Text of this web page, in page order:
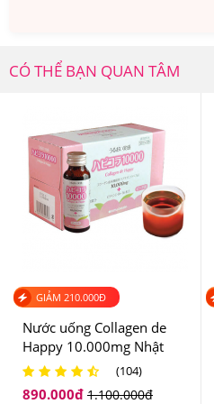
CÓ THỂ BẠN QUAN TÂM
GIẢM 210.000Đ
Nước uống Collagen de
Happy 10.000mg Nhật
Bản
(104)
890.000đ 1.100.000đ